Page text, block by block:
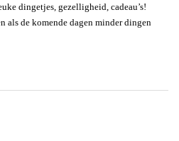
dingetjes, gezelligheid, cadeau’s!
als de komende dagen minder dingen